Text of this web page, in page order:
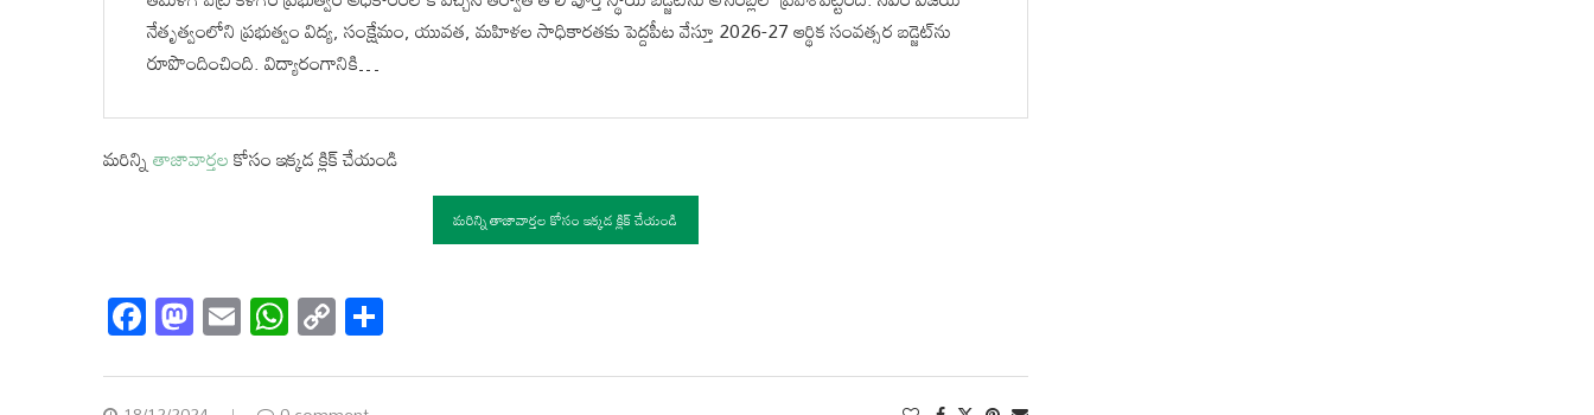
నేతృత్వంలోని ప్రభుత్వం విద్య, సంక్షేమం, యువత, మహిళల సాధికారతకు పెద్దపీట వేస్తూ 2026-27 ఆర్థిక సంవత్సర బడ్జెట్‌ను
రూపొందించింది. విద్యారంగానికి…
మరిన్నితాజావార్తలకోసం ఇక్కడ క్లిక్ చేయండి
మరిన్ని తాజావార్తల కోసం ఇక్కడ క్లిక్ చేయండి
Facebook
Mastodon
EmailWhatsApp
Copy
Link